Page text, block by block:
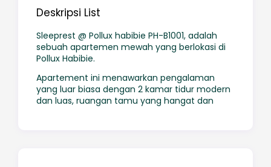
Deskripsi List
Sleeprest @ Pollux habibie PH-B1001, adalah
sebuah apartemen mewah yang berlokasi di
Pollux Habibie.
Apartement ini menawarkan pengalaman
yang luar biasa dengan 2 kamar tidur modern
dan luas, ruangan tamu yang hangat dan